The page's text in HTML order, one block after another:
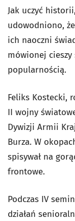
Jak uczyć
udowodniono,
ich naoczni
mówionej cieszy
popularnością.
Feliks Kostecki,
II wojny
Dywizji Armii
Burza. W
spisywał na
frontowe.
Podczas IV
działań